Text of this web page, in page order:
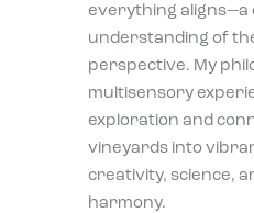
everything aligns—a
understanding of
perspective. My
multisensory
exploration and
vineyards into
creativity, science,
harmony.